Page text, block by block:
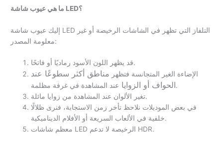
ما هي عيوب شاشة LED؟
إليك عيوب شاشة LED التلفاز التي تظهر في الشاشات الرخيصة أو غير
معلومة المصدر:
قد يظهر اللون الأسود رماديًا أو فاتحًا.
الإضاءة الغير المتجانسة فتظهر مناطق أكثر سطوعًا عند
الحواف أو الزواياعند المشاهدة في غرفة مظلمة.
تغير الألوان عند المشاهدة من زوايا مائلة.
في بعض الموديلات نلاحظ تأخر زمن الاستجابة، فنرى ظلالًا
خلفية في الألعاب السريعة أو الأفلام الديناميكية.
معظم شاشات LED الرخيصة لا تدعم HDR.